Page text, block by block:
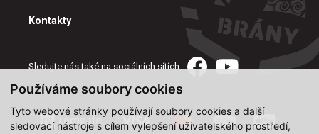
Používáme soubory cookies
Tyto webové stránky používají soubory cookies a další
sledovací nástroje s cílem vylepšení uživatelského prostředí,
Kontakty
Sledujte nás také na sociálních sítích: